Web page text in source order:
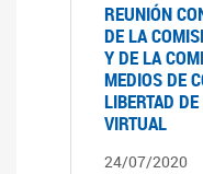
REUNIÓN
DE LA
Y DE LA
MEDIOS DE
LIBERTAD
VIRTUAL
24/07/2020